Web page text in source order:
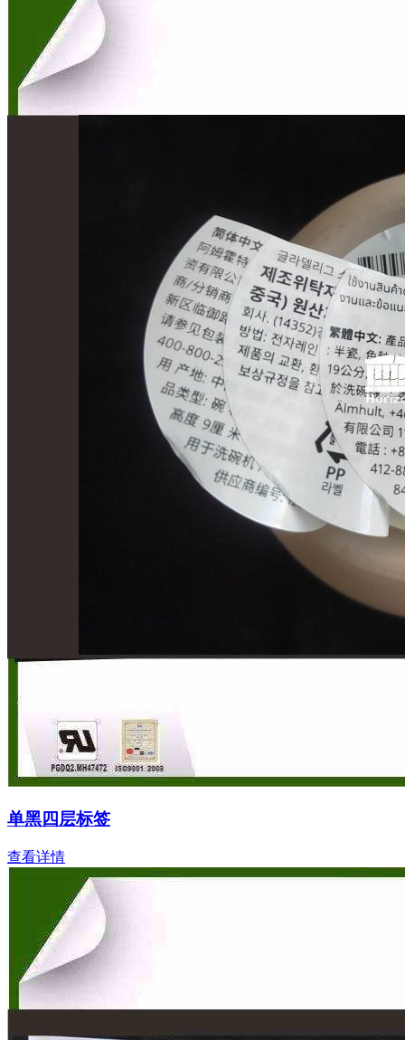
单黑四层标签
查看详情